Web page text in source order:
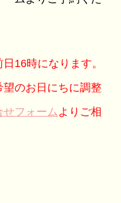
16時になります。
のお日にちに調整
せフォームよりご相